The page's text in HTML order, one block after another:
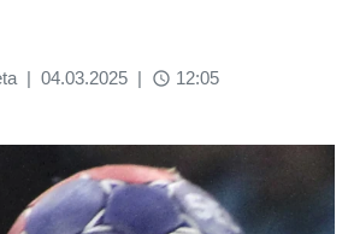
| 04.03.2025 | access_time 12:05